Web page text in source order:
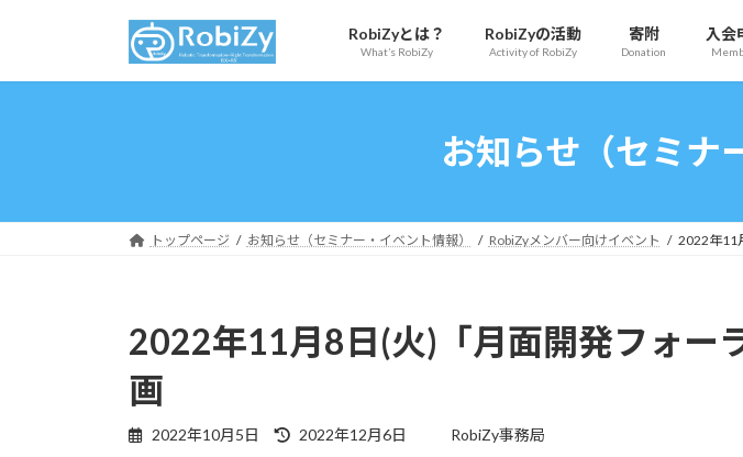
ッ
移
RobiZyとは？
What’s RobiZy
RobiZyの活動
Activity of RobiZy
寄附
Donation
入会
お知らせ（セミナ
トップページ お知らせ（セミナー・イベント情報） RobiZyメンバー向けイベント 2022年11
2022年11月8日(火)「月面開発フォー
画
2022年10月5日
最
2022年12月6日 RobiZy事務局